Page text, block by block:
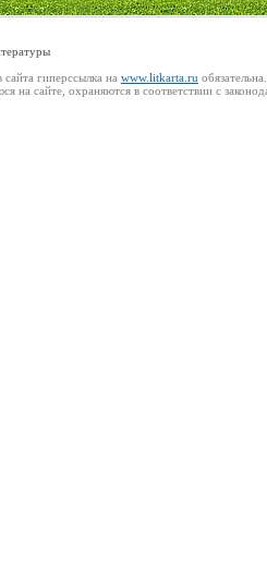
гиперссылка на www.litkarta.ru обязательна.
на сайте, охраняются в соответствии с